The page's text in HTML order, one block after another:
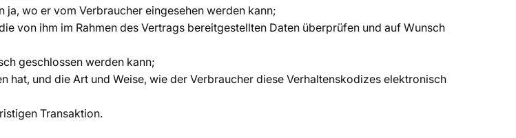
wo er vom Verbraucher eingesehen werden kann;
von ihm im Rahmen des Vertrags bereitgestellten Daten überprüfen und auf Wunsch
geschlossen werden kann;
und die Art und Weise, wie der Verbraucher diese Verhaltenskodizes elektronisch
Transaktion.